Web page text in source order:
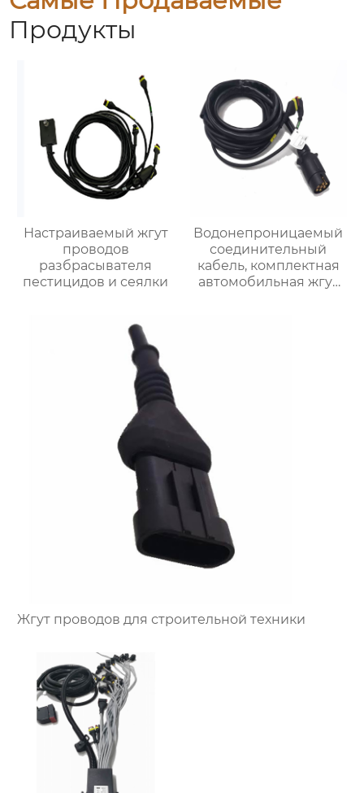
Продукты
Настраиваемый жгут
проводов
разбрасывателя
пестицидов и сеялки
Водонепроницаемый
соединительный
кабель, комплектная
автомобильная жгут
Жгут проводов для строительной техники